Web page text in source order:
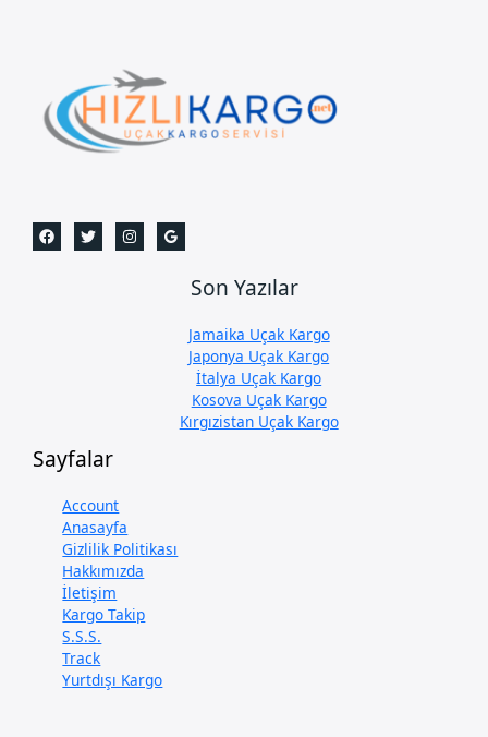
Son Yazılar
Jamaika Uçak Kargo
Japonya Uçak Kargo
İtalya Uçak Kargo
Kosova Uçak Kargo
Kırgızistan Uçak Kargo
Sayfalar
Account
Anasayfa
Gizlilik Politikası
Hakkımızda
İletişim
Kargo Takip
S.S.S.
Track
Yurtdışı Kargo